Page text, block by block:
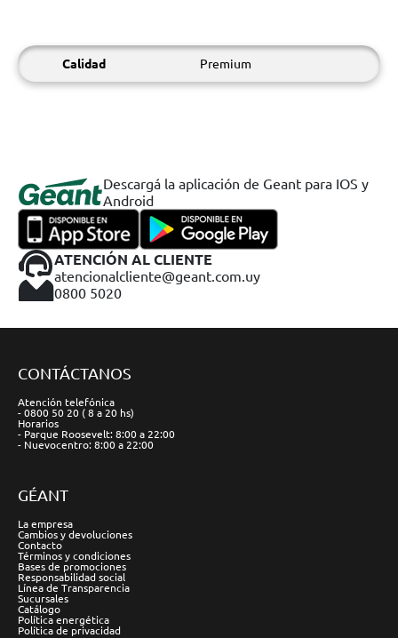
Calidad Premium
Descargá la aplicación de Geant para IOS y
Android
ATENCIÓN AL CLIENTE
atencionalcliente@geant.com.uy
0800 5020
CONTÁCTANOS
Atención telefónica
- 0800 50 20 ( 8 a 20 hs)
Horarios
- Parque Roosevelt: 8:00 a 22:00
- Nuevocentro: 8:00 a 22:00
GÉANT
La empresa
Cambios y devoluciones
Contacto
Términos y condiciones
Bases de promociones
Responsabilidad social
Línea de Transparencia
Sucursales
Catálogo
Política energética
Política de privacidad